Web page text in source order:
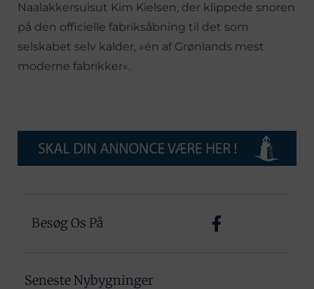
Naalakkersuisut Kim Kielsen, der klippede snoren
på den officielle fabriksåbning til det som
selskabet selv kalder, »én af Grønlands mest
moderne fabrikker«.
Besøg Os På
Seneste Nybygninger